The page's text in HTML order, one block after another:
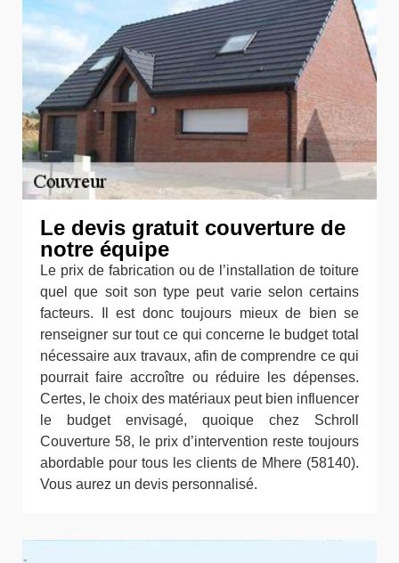
Le devis gratuit couverture de
notre équipe
Le prix de fabrication ou de l’installation de toiture
quel que soit son type peut varie selon certains
facteurs. Il est donc toujours mieux de bien se
renseigner sur tout ce qui concerne le budget total
nécessaire aux travaux, afin de comprendre ce qui
pourrait faire accroître ou réduire les dépenses.
Certes, le choix des matériaux peut bien influencer
le budget envisagé, quoique chez Schroll
Couverture 58, le prix d’intervention reste toujours
abordable pour tous les clients de Mhere (58140).
Vous aurez un devis personnalisé.